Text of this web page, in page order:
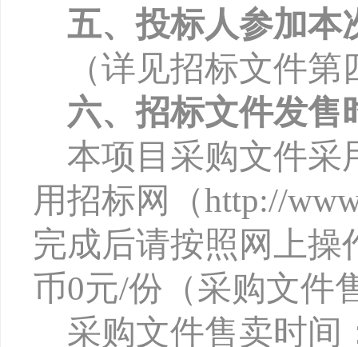
五、投标人参加本
（详见招标文件第
六、招标文件发售
本项目采购文件采
用招标网（http://
完成后请按照网上
币0元/份（采购文件
采购文件售卖时间